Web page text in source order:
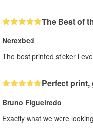
The Best of
Nerexbcd
The best printed sticker i
Perfect print,
Bruno Figueiredo
Exactly what we were